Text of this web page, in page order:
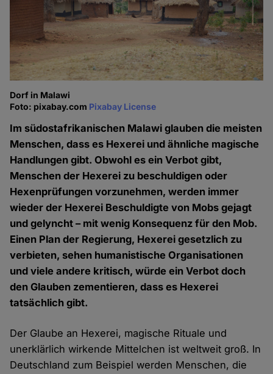
Dorf in Malawi
Foto: pixabay.com Pixabay License
Im südostafrikanischen Malawi glauben die meisten
Menschen, dass es Hexerei und ähnliche magische
Handlungen gibt. Obwohl es ein Verbot gibt,
Menschen der Hexerei zu beschuldigen oder
Hexenprüfungen vorzunehmen, werden immer
wieder der Hexerei Beschuldigte von Mobs gejagt
und gelyncht – mit wenig Konsequenz für den Mob.
Einen Plan der Regierung, Hexerei gesetzlich zu
verbieten, sehen humanistische Organisationen
und viele andere kritisch, würde ein Verbot doch
den Glauben zementieren, dass es Hexerei
tatsächlich gibt.
Der Glaube an Hexerei, magische Rituale und
unerklärlich wirkende Mittelchen ist weltweit groß. In
Deutschland zum Beispiel werden Menschen, die